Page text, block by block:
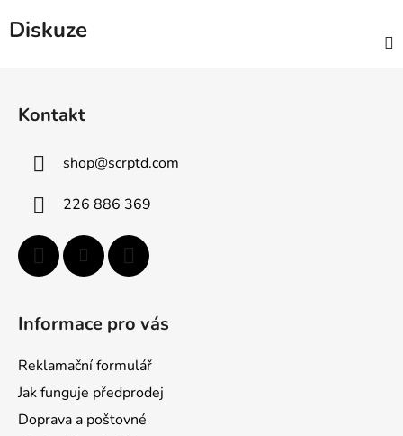
Diskuze
Kontakt
shop@scrptd.com
226 886 369
Informace pro vás
Reklamační formulář
Jak funguje předprodej
Doprava a poštovné